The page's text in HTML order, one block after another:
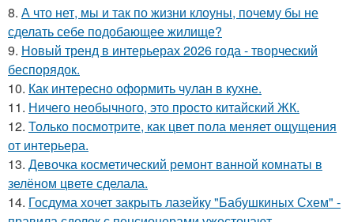
8. А что нет, мы и так по жизни клоуны, почему бы не
сделать себе подобающее жилище?
9. Новый тренд в интерьерах 2026 года - творческий
беспорядок.
10. Как интересно оформить чулан в кухне.
11. Ничего необычного, это просто китайский ЖК.
12. Только посмотрите, как цвет пола меняет ощущения
от интерьера.
13. Девочка косметический ремонт ванной комнаты в
зелёном цвете сделала.
14. Госдума хочет закрыть лазейку "Бабушкиных Схем" -